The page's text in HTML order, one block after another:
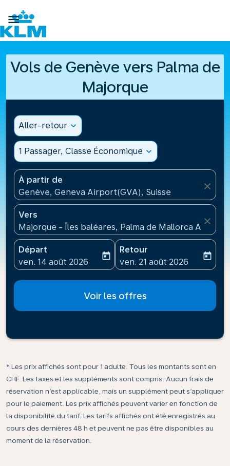

Vols de Genève vers Palma de
Majorque
Aller-retour expand_more
1 Passager, Classe Économique expand_more
À partir de
Genève, Geneva Airport(GVA), Suisse
close
Vers
Majorque - Îles baléares, Palma de Mallorca
close
Départ
fc-booking-departure-date-aria-label
ven. 14 août 2026
today
Retour
fc-booking-return-date-
ven. 21 août 2026
today
Voir les offres
* Les prix affichés sont pour 1 adulte. Tous les montants sont en
CHF. Les taxes et les suppléments sont compris. Aucun frais de
réservation n’est applicable, mais un supplément peut s’appliquer
pour le paiement. Les prix affichés peuvent varier en fonction de
la disponibilité du tarif. Les tarifs affichés ont été enregistrés au
cours des dernières 48 h et peuvent ne pas être disponibles au
moment de la réservation.